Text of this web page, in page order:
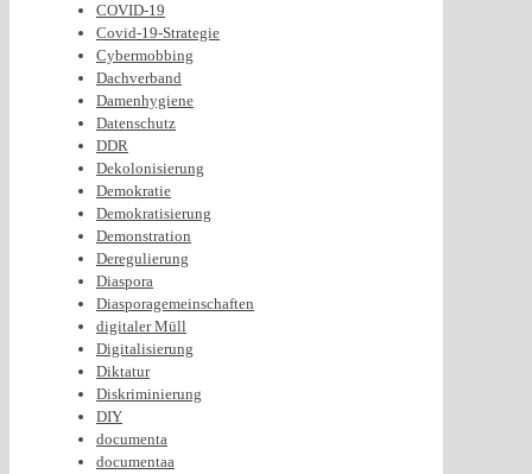
COVID-19
Covid-19-Strategie
Cybermobbing
Dachverband
Damenhygiene
Datenschutz
DDR
Dekolonisierung
Demokratie
Demokratisierung
Demonstration
Deregulierung
Diaspora
Diasporagemeinschaften
digitaler Müll
Digitalisierung
Diktatur
Diskriminierung
DIY
documenta
documentaa